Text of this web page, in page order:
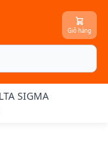
Giỏ hàng
SIGMA